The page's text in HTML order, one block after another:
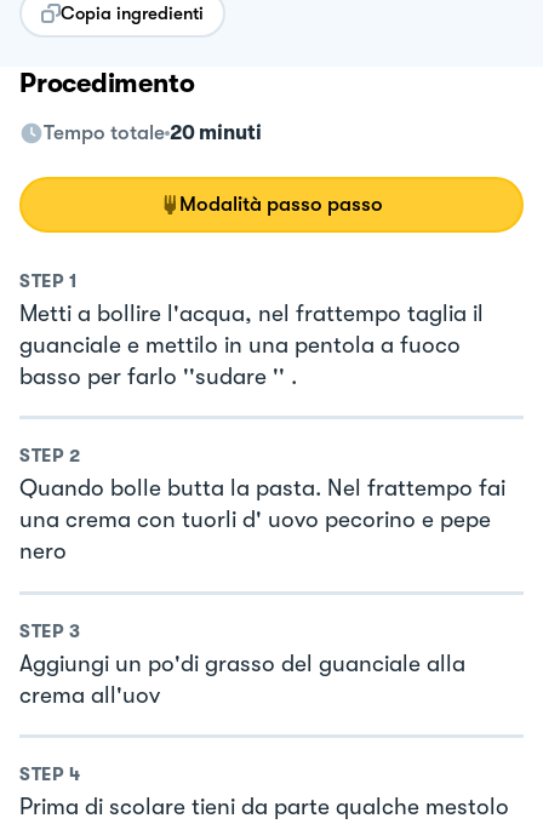
Copia ingredienti
Procedimento
Tempo totale 20 minuti
Modalità passo passo
STEP 1
Metti a bollire l'acqua, nel frattempo taglia il
guanciale e mettilo in una pentola a fuoco
basso per farlo ''sudare '' .
STEP 2
Quando bolle butta la pasta. Nel frattempo fai
una crema con tuorli d' uovo pecorino e pepe
nero
STEP 3
Aggiungi un po'di grasso del guanciale alla
crema all'uov
STEP 4
Prima di scolare tieni da parte qualche mestolo